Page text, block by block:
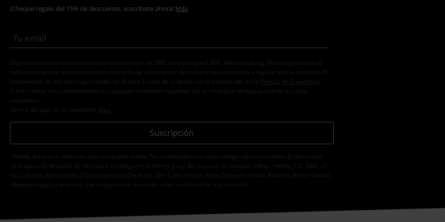
¡Cheque regalo del 15% de descuento, suscríbete ahora! Más
Doy mi consentimiento para recibir la newsletter de EMP y acepto que E.M.P. Merchandising Handelsgesellschaft
mbH procese mis datos personales con el fin de informarme de manera personalizada y regular sobre su oferta. El
tratamiento de mis datos personales se llevará a cabo de acuerdo con lo establecido en la
Política de Privacidad
Puedo retirar mi consentimiento en cualquier momento haciendo clic en el enlace de baja presente en cada
newsletter.
Darme de baja de la newsletter
aquí
Suscripción
*Válido durante 4 semanas. Solo canjeable online. No combinable con otros códigos promocionales. El descuento
será aplicado después de introducir el código en el primer paso del proceso de compra. Libros, media (CD, DVD, LP,
etc.), tickets, Rammstein, (Till) Lindemann, Die Ärzte, Die Toten Hosen, Feine Sahne Fischfilet, Broilers, Böhse Onkelz,
cheques-regalo y artículos que incluyen una donación están excluidos de la promoción.